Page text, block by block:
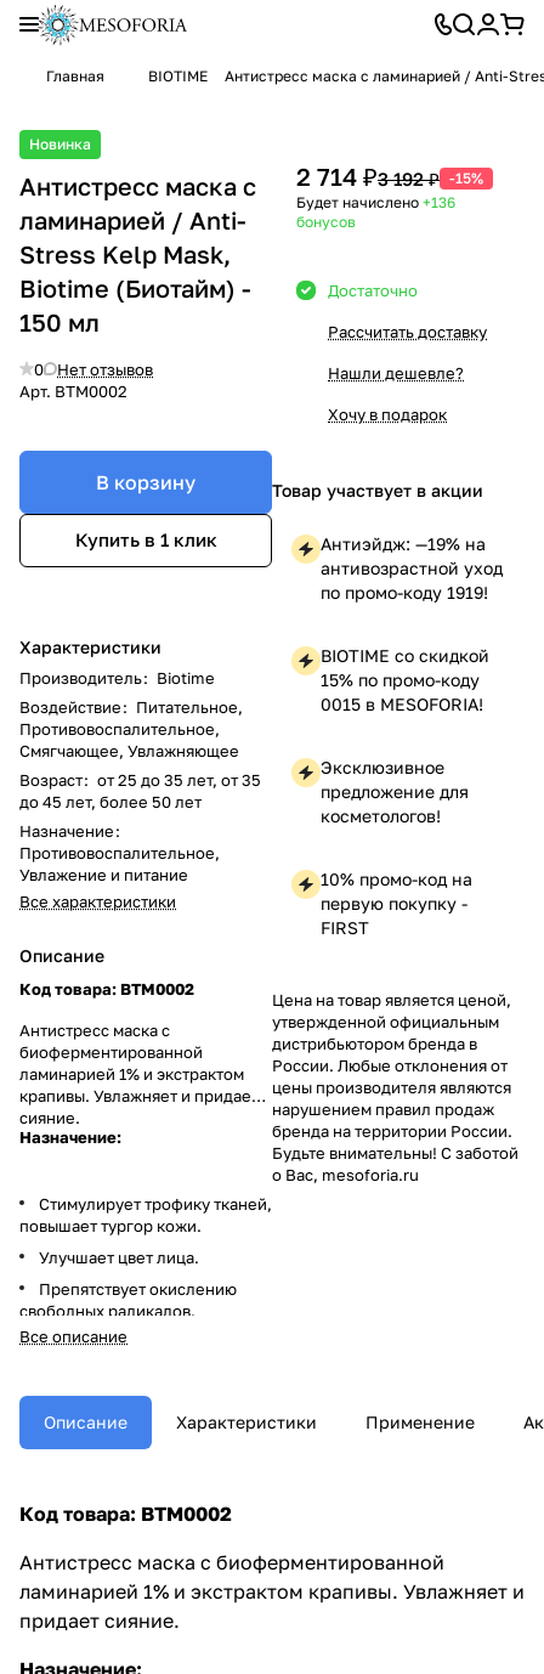
Главная BIOTIME Антистресс маска с ламинарией / Anti-
Новинка
Антистресс маска с
ламинарией / Anti-
Stress Kelp Mask,
Biotime (Биотайм) -
150 мл
0
Нет отзывов
Арт. BTM0002
В корзину
Купить в 1 клик
Характеристики
Производитель: Biotime
Воздействие: Питательное,
Противовоспалительное,
Смягчающее, Увлажняющее
Возраст: от 25 до 35 лет, от 35
до 45 лет, более 50 лет
Назначение:
Противовоспалительное,
Увлажение и питание
Все характеристики
Описание
Код товара: BTM0002
Антистресс маска с
биоферментированной
ламинарией 1% и экстрактом
крапивы. Увлажняет и придает
сияние.
Назначение:
Стимулирует трофику тканей,
повышает тургор кожи.
Улучшает цвет лица.
Препятствует окислению
свободных радикалов.
Восстанавливает
Подходит для безресурсной,
усталой, атоничной кожи.
Все описание
2 714 ₽3 192 ₽ -15%
Будет начислено +136
бонусов
Достаточно
Рассчитать доставку
Нашли дешевле?
Хочу в подарок
Товар участвует в акции
Антиэйдж: —19% на
антивозрастной уход
по промо-коду 1919!
BIOTIME со скидкой
15% по промо-коду
0015 в MESOFORIA!
Эксклюзивное
предложение для
косметологов!
10% промо-код на
первую покупку -
FIRST
Цена на товар является ценой,
утвержденной официальным
дистрибьютором бренда в
России. Любые отклонения от
цены производителя являются
нарушением правил продаж
бренда на территории России.
Будьте внимательны! С заботой
о Вас, mesoforia.ru
Описание Характеристики Применение
Код товара: BTM0002
Антистресс маска с биоферментированной
ламинарией 1% и экстрактом крапивы. Увлажняет и
придает сияние.
Назначение: